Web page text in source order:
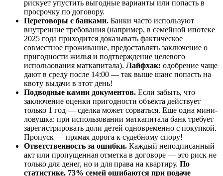
рискует упустить выгодные варианты или попасть в
просрочку по договору.
Переговоры с банками. Банки часто используют
внутренние требования (например, в семейной ипотеке
2025 года приходится доказывать фактическое
совместное проживание, предоставлять заключение о
пригодности жилья и подтверждение целевого
использования маткапитала). Лайфхак: одобрение чаще
дают в среду после 14:00 — так выше шанс попасть на
квоту выдачи в этот день!
Подводные камни документов. Если забыть, что
заключение оценки пригодности объекта действует
только 1 год — сделка может сорваться. Еще одна мини-
ловушка: при использовании маткапитала банк требует
зарегистрировать доли детей одновременно с покупкой.
Пропуск — прямая дорога к судебному спору!
Ответственность за ошибки. Каждый неподписанный
акт или пропущенная отметка в договоре — это риск не
только для денег, но и для права на квартиру. По
статистике, 73% семей ошибаются при подаче